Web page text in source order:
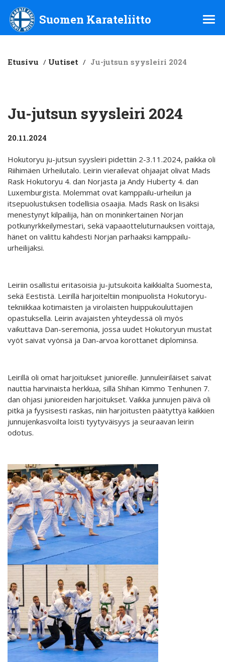
Suomen Karateliitto ry
Suomen Karateliitto
Etusivu / Uutiset / Ju-jutsun syysleiri 2024
Ju-jutsun syysleiri 2024
20.11.2024
Hokutoryu ju-jutsun syysleiri pidettiin 2-3.11.2024, paikka oli
Riihimäen Urheilutalo. Leirin vierailevat ohjaajat olivat Mads
Rask Hokutoryu 4. dan Norjasta ja Andy Huberty 4. dan
Luxemburgista. Molemmat ovat kamppailu-urheilun ja
itsepuolustuksen todellisia osaajia. Mads Rask on lisäksi
menestynyt kilpailija, hän on moninkertainen Norjan
potkunyrkkeilymestari, sekä vapaaotteluturnauksen voittaja,
hänet on valittu kahdesti Norjan parhaaksi kamppailu-
urheilijaksi.
Leiriin osallistui eritasoisia ju-jutsukoita kaikkialta Suomesta,
sekä Eestistä. Leirillä harjoiteltiin monipuolista Hokutoryu-
tekniikkaa kotimaisten ja virolaisten huippukouluttajien
opastuksella. Leirin avajaisten yhteydessä oli myös
vaikuttava Dan-seremonia, jossa uudet Hokutoryun mustat
vyöt saivat vyönsä ja Dan-arvoa korottanet diplominsa.
Leirillä oli omat harjoitukset junioreille. Junnuleiriläiset saivat
nauttia harvinaista herkkua, sillä Shihan Kimmo Tenhunen 7.
dan ohjasi junioreiden harjoitukset. Vaikka junnujen päivä oli
pitkä ja fyysisesti raskas, niin harjoitusten päätyttyä kaikkien
junnujenkasvoilta loisti tyytyväisyys ja seuraavan leirin
odotus.